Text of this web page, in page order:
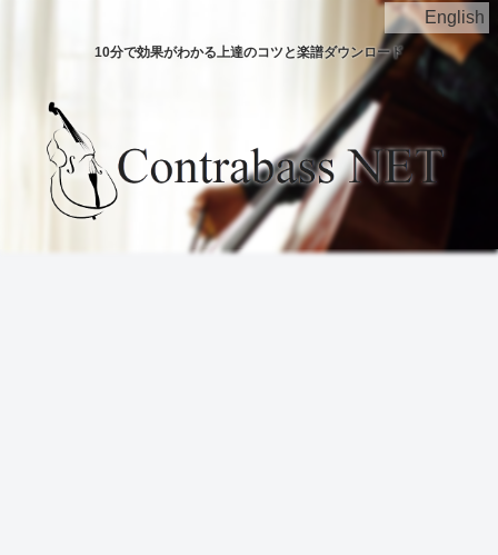
English
10分で効果がわかる上達のコツと楽譜ダウンロード